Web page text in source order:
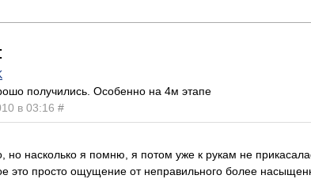
получились. Особенно на 4м этапе
в 03:16 #
но насколько я помню, я потом уже к рукам не
это просто ощущение от неправильного более